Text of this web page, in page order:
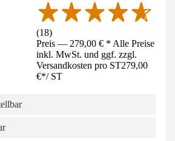
(18)
Preis — 279,00 € * Alle Preise
inkl. MwSt. und ggf. zzgl.
Versandkosten pro ST279,00
€*/ ST